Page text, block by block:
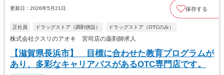
更新日：2026年5月21日 保存する
正社員 ドラッグストア（調剤併設） ドラッグストア（OTCのみ）
株式会社クスリのアオキ 宮司店の薬剤師求人
【滋賀県長浜市】 目標に合わせた教育プログラムが
あり、多彩なキャリアパスがあるOTC専門店です。